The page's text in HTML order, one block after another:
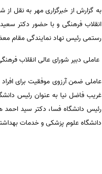
به گزارش از خبرگزاری مهر به نقل
انقلاب فرهنگی و با حضور دکتر
رستمی رئیس نهاد نمایندگی مقام
عاملی دبیر شورای عالی انقلاب
عاملی ضمن آرزوی موفقیت برای
غریب فاضل نیا به عنوان رئیس
رئیس دانشگاه فسا، دکتر سید احمد
دانشگاه علوم پزشکی و خدمات